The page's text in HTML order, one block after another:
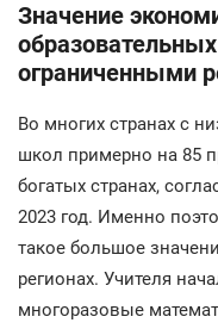
Значение
ограниченными
Во многих странах с
школ примерно на 85
богатых странах,
2023 год. Именно
такое большое
регионах. Учителя
многоразовые